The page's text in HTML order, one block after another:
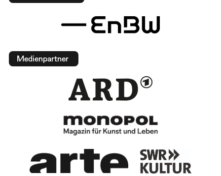
Medienpartner